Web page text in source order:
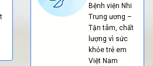
Bệnh viện Nhi
Trung ương –
Tận tâm, chất
lượng vì sức
khỏe trẻ em
Việt Nam